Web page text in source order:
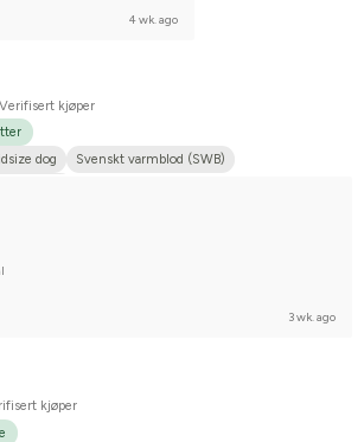
4 wk. ago
Verifisert kjøper
dog
Svenskt varmblod (SWB)
3 wk. ago
kjøper